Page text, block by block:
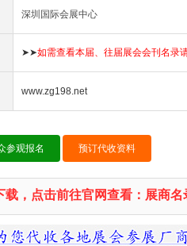
深圳国际会展中心
➤➤如需查看本届、往届展会会刊名录
www.zg198.net
参观报名 预订代收资料
，点击前往官网查看：展商名